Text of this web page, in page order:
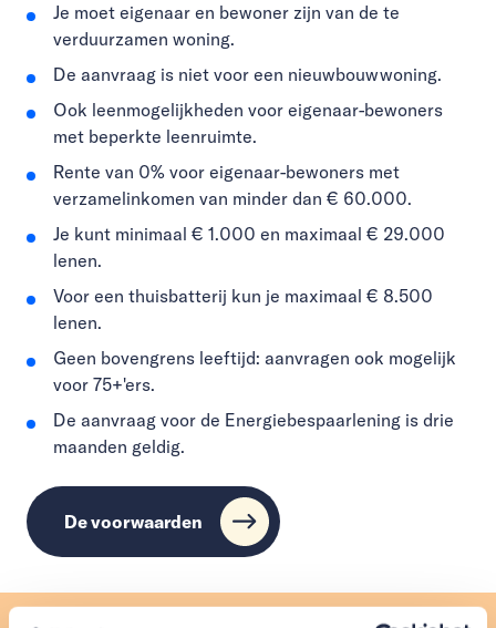
Je moet eigenaar en bewoner zijn van de te
verduurzamen woning.
De aanvraag is niet voor een nieuwbouwwoning.
Ook leenmogelijkheden voor eigenaar-bewoners
met beperkte leenruimte.
Rente van 0% voor eigenaar-bewoners met
verzamelinkomen van minder dan € 60.000.
Je kunt minimaal € 1.000 en maximaal € 29.000
lenen.
Voor een thuisbatterij kun je maximaal € 8.500
lenen.
Geen bovengrens leeftijd: aanvragen ook mogelijk
voor 75+'ers.
De aanvraag voor de Energiebespaarlening is drie
maanden geldig.
De voorwaarden